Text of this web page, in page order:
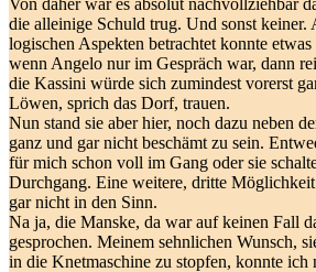
die alleinige Schuld trug. Und sonst keiner.
logischen Aspekten betrachtet konnte
wenn Angelo nur im Gespräch war, dann
die Kassini würde sich zumindest vorerst
Löwen, sprich das Dorf, trauen.
Nun stand sie aber hier, noch dazu neben
ganz und gar nicht beschämt zu sein.
für mich schon voll im Gang oder sie
Durchgang. Eine weitere, dritte
gar nicht in den Sinn.
Na ja, die Manske, da war auf keinen Fall
gesprochen. Meinem sehnlichen Wunsch,
in die Knetmaschine zu stopfen, konnte ich